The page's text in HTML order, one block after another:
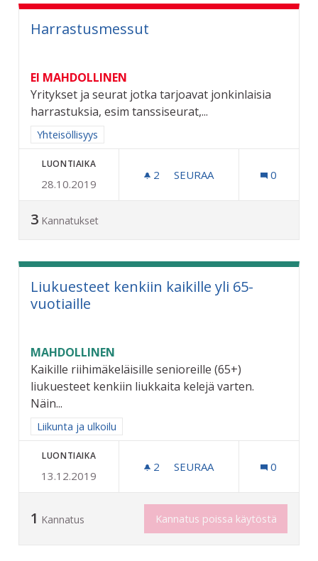
Harrastusmessut
EI MAHDOLLINEN
Yritykset ja seurat jotka tarjoavat jonkinlaisia
harrastuksia, esim tanssiseurat,...
Rajaa tulokset aihepiirin mukaan: Yhteisöllisyys
Yhteisöllisyys
LUONTIAIKA
28.10.2019
2 2 SEURAAJAA
SEURAA 0
3 Kannatukset
Liukuesteet kenkiin kaikille yli 65-
vuotiaille
MAHDOLLINEN
Kaikille riihimäkeläisille senioreille (65+)
liukuesteet kenkiin liukkaita kelejä varten.
Näin...
Rajaa tulokset aihepiirin mukaan: Liikunta ja ulkoilu
Liikunta ja ulkoilu
LUONTIAIKA
13.12.2019
2 2 SEURAAJAA
SEURAA 0
1 Kannatus Kannatus poissa käytöstä